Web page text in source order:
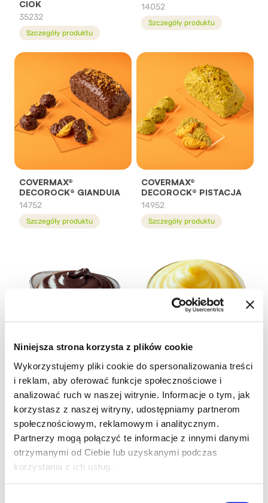
Niniejsza strona korzysta z plików cookie
Wykorzystujemy pliki cookie do spersonalizowania treści
i reklam, aby oferować funkcje społecznościowe i
analizować ruch w naszej witrynie. Informacje o tym, jak
korzystasz z naszej witryny, udostępniamy partnerom
społecznościowym, reklamowym i analitycznym.
Partnerzy mogą połączyć te informacje z innymi danymi
otrzymanymi od Ciebie lub uzyskanymi podczas
korzystania z ich usług.
CIOK
35232
Szczegóły produktu
14052
Szczegóły produktu
COVERMAX®
DECOROCK® GIANDUIA
14752
Szczegóły produktu
COVERMAX®
DECOROCK® PISTACJA
14952
Szczegóły produktu
CREMA BITTER
62631
Szczegóły produktu
CREMA FIRENZE
66681
Szczegóły produktu